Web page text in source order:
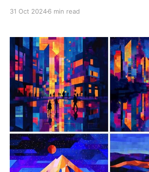
31 Oct 20246 min read